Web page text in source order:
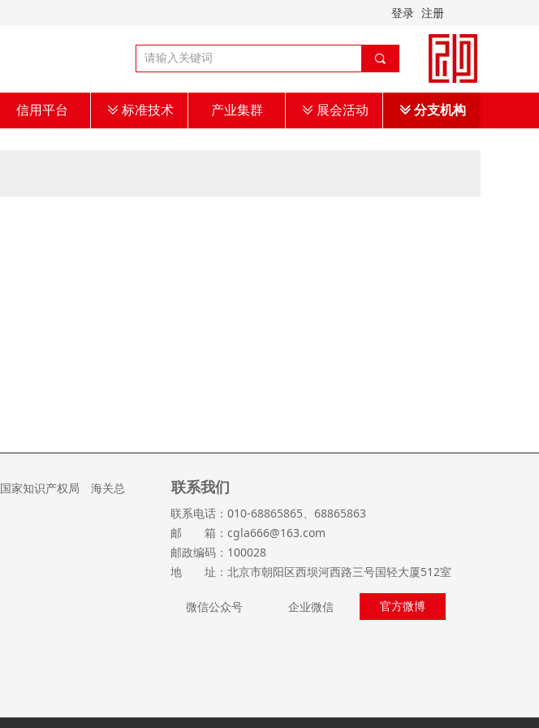
끠
登录 注册
信用平台 ꅂ 标准技术 产业集群 ꅂ 展会活动 ꅂ 分支机构
国家知识产权局
海关总
联系我们
联系电话：010-68865865、68865863
邮 箱：cgla666@163.com
邮政编码：100028
地 址：北京市朝阳区西坝河西路三号国轻大厦512室
微信公众号 官方微博
企业微信